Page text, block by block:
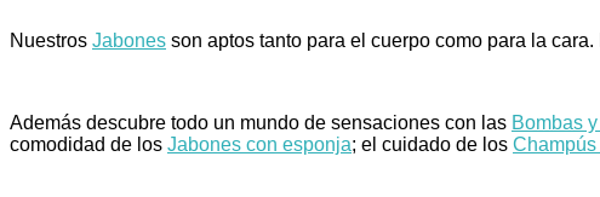
Nuestros Jabones son aptos tanto para el cuerpo como para la
Además descubre todo un mundo de sensaciones con las Bombas
comodidad de los Jabones con esponja; el cuidado de los